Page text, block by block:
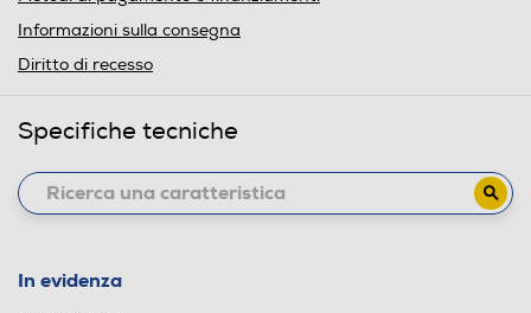
Informazioni sulla consegna
Diritto di recesso
Specifiche tecniche
In evidenza